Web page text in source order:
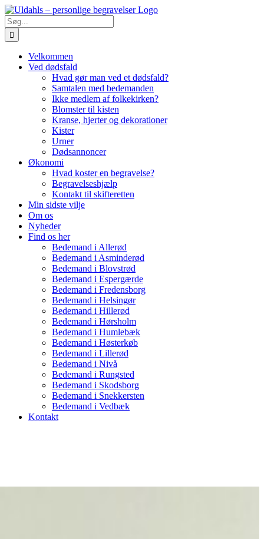
Skip
to
content
Søg
efter:
Velkommen
Ved dødsfald
Hvad gør man ved et dødsfald?
Samtalen med bedemanden
Ikke medlem af folkekirken?
Blomster til kisten
Kranse, hjerter og dekorationer
Kister
Urner
Dødsannoncer
Økonomi
Hvad koster en begravelse?
Begravelseshjælp
Kontakt til skifteretten
Min sidste vilje
Om os
Nyheder
Find os her
Bedemand i Allerød
Bedemand i Asminderød
Bedemand i Blovstrød
Bedemand i Espergærde
Bedemand i Fredensborg
Bedemand i Helsingør
Bedemand i Hillerød
Bedemand i Hørsholm
Bedemand i Humlebæk
Bedemand i Høsterkøb
Bedemand i Lillerød
Bedemand i Nivå
Bedemand i Rungsted
Bedemand i Skodsborg
Bedemand i Snekkersten
Bedemand i Vedbæk
Kontakt